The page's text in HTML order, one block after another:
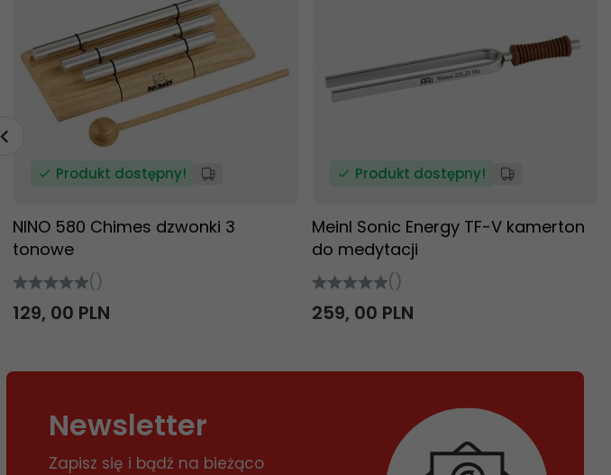
Produkt dostępny!
NINO 580 Chimes dzwonki 3
tonowe
()
129, 00 PLN
Produkt dostępny!
Meinl Sonic Energy TF-V kamerton
do medytacji
()
259, 00 PLN
Newsletter
Zapisz się i bądź na bieżąco